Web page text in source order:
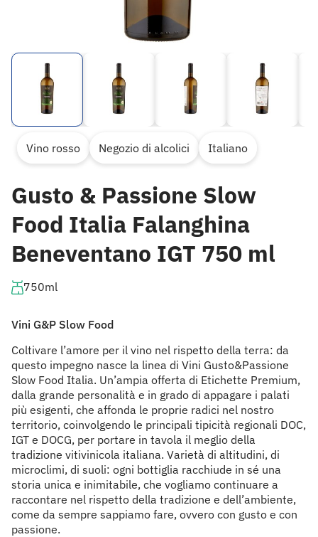
Vino rosso Negozio di alcolici Italiano
Gusto & Passione Slow
Food Italia Falanghina
Beneventano IGT 750 ml
750ml
Vini G&P Slow Food
Coltivare l’amore per il vino nel rispetto della terra: da
questo impegno nasce la linea di Vini Gusto&Passione
Slow Food Italia. Un’ampia offerta di Etichette Premium,
dalla grande personalità e in grado di appagare i palati
più esigenti, che affonda le proprie radici nel nostro
territorio, coinvolgendo le principali tipicità regionali DOC,
IGT e DOCG, per portare in tavola il meglio della
tradizione vitivinicola italiana. Varietà di altitudini, di
microclimi, di suoli: ogni bottiglia racchiude in sé una
storia unica e inimitabile, che vogliamo continuare a
raccontare nel rispetto della tradizione e dell’ambiente,
come da sempre sappiamo fare, ovvero con gusto e con
passione.